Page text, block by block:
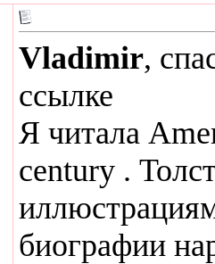
Vladimir,
ссылке
Я читала
century .
биографии